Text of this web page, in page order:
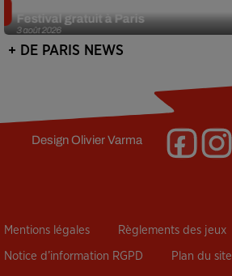
3 août 2026
Festival gratuit à Paris
+ DE PARIS NEWS
DesignOlivier Varma
Mentions légales Règlements des jeux
Notice d’information RGPD Plan du site